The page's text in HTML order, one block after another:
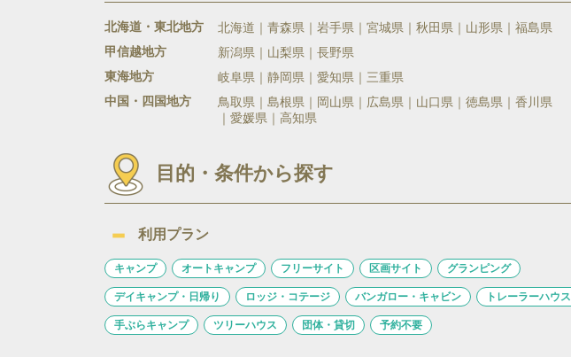
北海道・東北地方 北海道 青森県 岩手県 宮城県 秋田県 山形県 福島県
甲信越地方
新潟県 山梨県 長野県
東海地方
岐阜県 静岡県 愛知県 三重県
中国・四国地方
鳥取県 島根県 岡山県 広島県 山口県 徳島県
香川県
愛媛県
高知県
目的・条件から探す
利用プラン
キャンプ オートキャンプ フリーサイト 区画サイト グランピング
デイキャンプ・日帰り ロッジ・コテージ バンガロー・キャビン トレーラーハウス
手ぶらキャンプ ツリーハウス 団体・貸切 予約不要